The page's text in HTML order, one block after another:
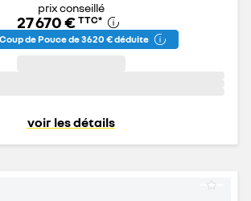
prix conseillé
27 670 € TTC*
de Pouce de 3 620 € déduite
voir les détails